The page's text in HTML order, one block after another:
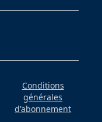
Conditions
générales
d'abonnement